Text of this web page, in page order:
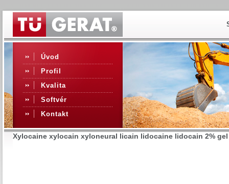
Úvod
Profil
Kvalita
Softvér
Kontakt
Xylocaine xylocain xyloneural licain lidocaine lidocain 2%